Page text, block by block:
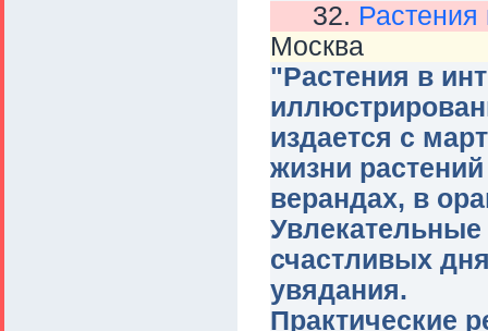
32. Растения
Москва
"Растения в
издается с
жизни
верандах, в
счастливых
увядания.
Практические